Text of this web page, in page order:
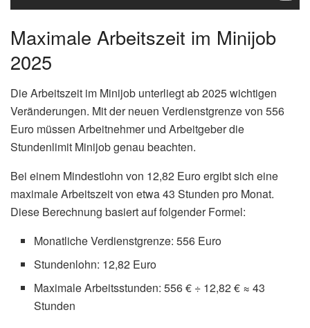
Maximale Arbeitszeit im Minijob
2025
Die Arbeitszeit im Minijob unterliegt ab 2025 wichtigen
Veränderungen. Mit der neuen Verdienstgrenze von 556
Euro müssen Arbeitnehmer und Arbeitgeber die
Stundenlimit Minijob genau beachten.
Bei einem Mindestlohn von 12,82 Euro ergibt sich eine
maximale Arbeitszeit von etwa 43 Stunden pro Monat.
Diese Berechnung basiert auf folgender Formel:
Monatliche Verdienstgrenze: 556 Euro
Stundenlohn: 12,82 Euro
Maximale Arbeitsstunden: 556 € ÷ 12,82 € ≈ 43
Stunden